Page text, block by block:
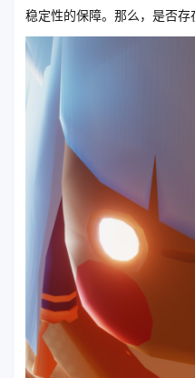
稳定性的保障。那么，是否存